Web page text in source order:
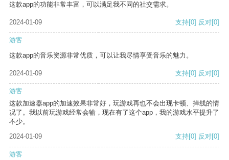
这款app的功能非常丰富，可以满足我不同的社交需求。
2024-01-09 支持[0] 反对[0]
游客
这款app的音乐资源非常优质，可以让我尽情享受音乐的魅力。
2024-01-09 支持[0] 反对[0]
游客
这款加速器app的加速效果非常好，玩游戏再也不会出现卡顿、掉线的情
况了。我以前玩游戏经常会输，现在有了这个app，我的游戏水平提升了
不少。
2024-01-09
支持[0] 反对[0]
游客